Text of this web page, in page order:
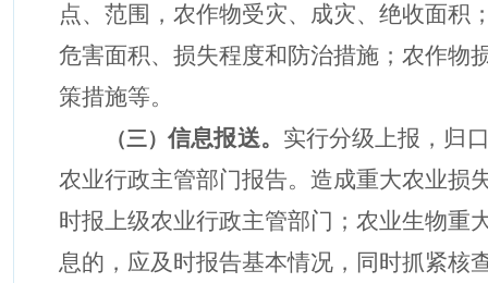
点、范围，农作物受灾、成灾、绝收面积
危害面积、损失程度和防治措施 ； 农作物
策措施等。
（三）信息报送。 实行分级上报，归
农业行政主管部门报告。造成重大农业损
时报上级农业行政主管部门 ； 农业生物重
息的，应及时报告基本情况，同时抓紧核